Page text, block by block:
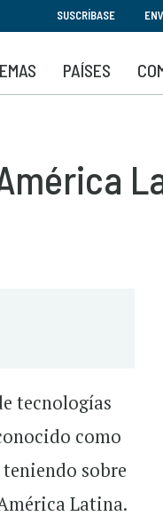
SUSCRÍBASE
PAÍSES
tecnologías
como
sobre
Latina.